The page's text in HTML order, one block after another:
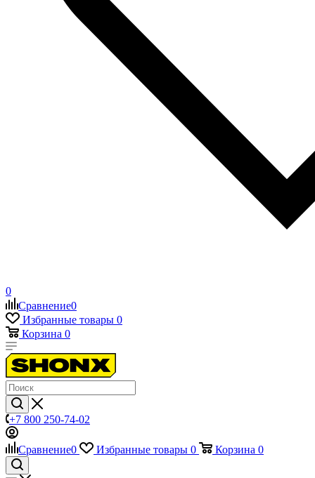
0
Сравнение0
Избранные товары 0
Корзина 0
+7 800 250-74-02
Сравнение0 Избранные товары 0 Корзина 0